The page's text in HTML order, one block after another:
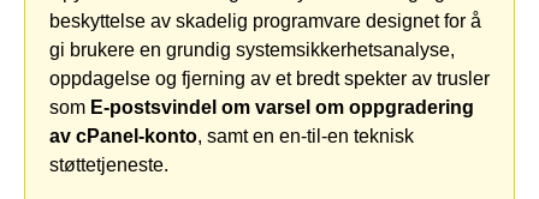
beskyttelse av skadelig programvare designet for å
gi brukere en grundig systemsikkerhetsanalyse,
oppdagelse og fjerning av et bredt spekter av trusler
som E-postsvindel om varsel om oppgradering
av cPanel-konto, samt en en-til-en teknisk
støttetjeneste.